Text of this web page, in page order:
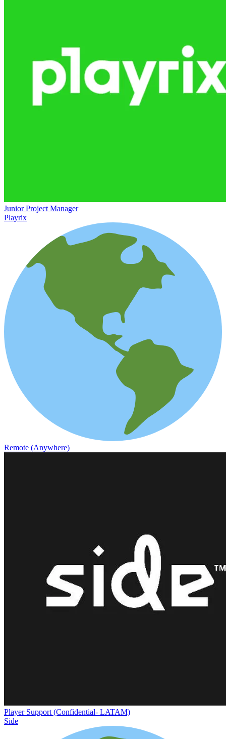
Junior Project Manager
Playrix
Remote (Anywhere)
Player Support (Confidential- LATAM)
Side